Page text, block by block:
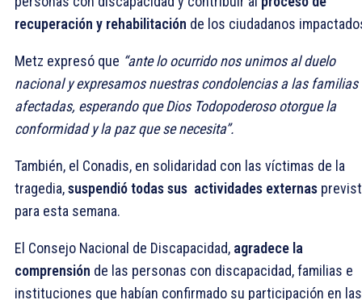
recuperación y rehabilitación de los ciudadanos
Metz expresó que “ante lo ocurrido nos unimos al duelo
nacional y expresamos nuestras condolencias a las familias
afectadas, esperando que Dios Todopoderoso otorgue la
conformidad y la paz que se necesita”.
También, el Conadis, en solidaridad con las víctimas de la
tragedia,suspendió todas sus actividades externas
para esta semana.
El Consejo Nacional de Discapacidad, agradece la
comprensión de las personas con discapacidad, familias e
instituciones que habían confirmado su participación en las